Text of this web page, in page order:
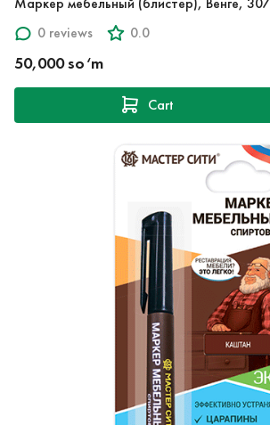
0 reviews
0.0
50,000 so‘m
Cart